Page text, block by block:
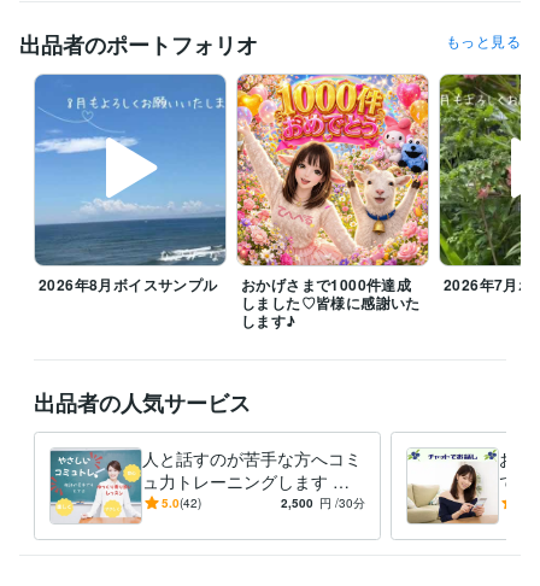
⭐️水曜は朝８時前後から断続的な待機予定となります
変更の場合もあるので→（DMでご確認くださきませ）
⭐️その他待機できるときはしております
ꕤ8月のご挨拶
毎日暑い日が続いていますね、体調崩されてないでしょうか？こう暑い
と何もする気になりませんよね。
お休みの日はゆっくりお家で過ごすのがよきかもです。誰かと話した
い、寂しい、愚痴言いたい時はお話ししにきてくださいね
今月も皆様が笑顔になるお手伝いをさせていただきたいと思っておりま
すのでどうぞよろしくお願いいたします(*ᴗ͈ˬᴗ͈)ꕤ*.ﾟ
雑談からお悩みまでぜひお電話お待ちしております！みなさまの心が和
み笑顔になりますように(⁎ᵕᴗᵕ⁎)
8月もよろしくお願いいたします( ⁎ᵕᴗᵕ⁎ )❤︎
経験職種
営業 / 営業事務・アシスタント 経験年数 : 10年
事務・ビジネスサポート / 事務（一般事務） 経験年数 : 10年
ライフスタイル・その他 / 保育士・ベビーシッター 経験年数 : 2年
出品者のポートフォリオ もっと見る
2026年8月ボイスサンプル
おかげさまで1000件達成
しました♡皆様に感謝いた
します♪
2026年7月ボ
出品者の人気サービス
人と話すのが苦手な方へコミ
ュ力トレーニングします 会
話が苦手でも大丈夫！「自分
ッスン
5.0(42) 2,500 円 /30分
お電
でお
話